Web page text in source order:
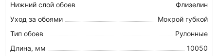
Нижний слой обоев
Флизелин
Уход за обоями
Мокрой губкой
Тип обоев
Рулонные
Длина, мм
10050